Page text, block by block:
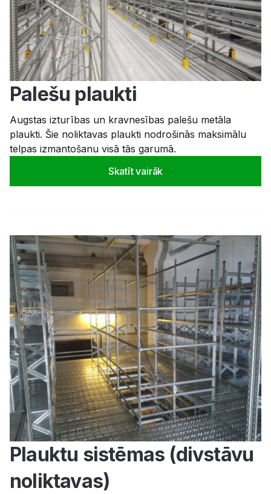
Palešu plaukti
Augstas izturības un kravnesības palešu metāla
plaukti. Šie noliktavas plaukti nodrošinās maksimālu
telpas izmantošanu visā tās garumā.
Skatīt vairāk
Plauktu sistēmas (divstāvu
noliktavas)